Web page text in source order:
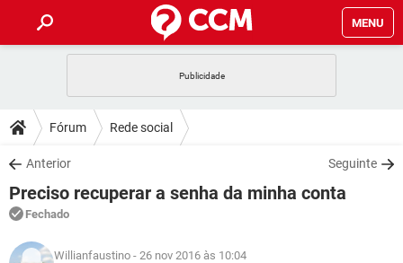
MENU
CELULAR
OUTLOOK
INSTAGRAM GMAIL
GUIA DE COMPRAS
DICAS
JOGOS
OUTLOOK
INSTAGRAM
DOWNLOADS
JOGOS WHATSAPP
CELULAR
OUTLOOK EXCEL
FÓRUM
JOGOS
GLOSSÁRIO
Fórum Rede social
Anterior Seguinte
Preciso recuperar a senha da minha conta
Fechado
Willianfaustino - 26 nov 2016 às 10:04